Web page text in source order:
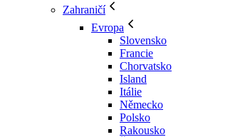
Zahraničí
Evropa
Slovensko
Francie
Chorvatsko
Island
Itálie
Německo
Polsko
Rakousko